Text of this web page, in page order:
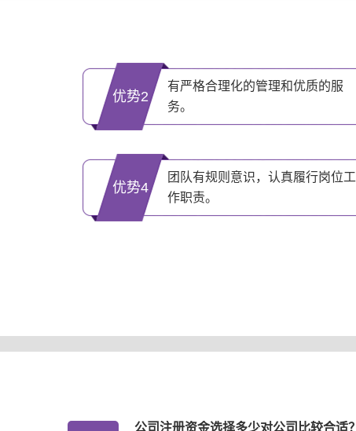
优势2
有严格合理化的管理和优质的服
务。
优势4
团队有规则意识，认真履行岗位工
作职责。
公司注册资金选择多少对公司比较合适？